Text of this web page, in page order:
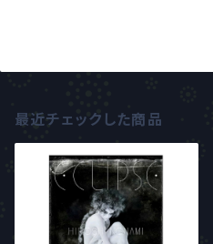
最近チェックした商品